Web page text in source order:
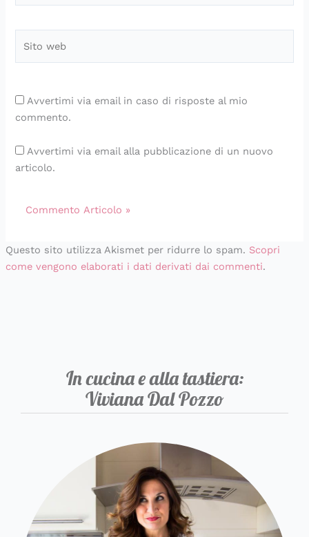
web
Avvertimi via email in caso di risposte al mio
commento.
Avvertimi via email alla pubblicazione di un nuovo
articolo.
Questo sito utilizza Akismet per ridurre lo spam. Scopri
come vengono elaborati i dati derivati dai commenti.
In cucina e alla tastiera:
Viviana Dal Pozzo